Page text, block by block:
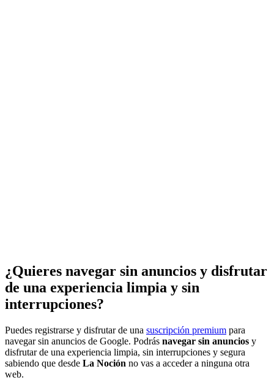
¿Quieres navegar sin anuncios y disfrutar
de una experiencia limpia y sin
interrupciones?
Puedes registrarse y disfrutar de una suscripción premium para
navegar sin anuncios de Google. Podrás navegar sin anuncios y
disfrutar de una experiencia limpia, sin interrupciones y segura
sabiendo que desde La Noción no vas a acceder a ninguna otra
web.